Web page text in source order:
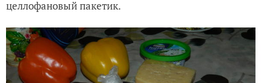
целлофановый пакетик.